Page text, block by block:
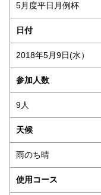
5月度平日月例杯
日付
2018年5月9日(水）
参加人数
9人
天候
雨のち晴
使用コース